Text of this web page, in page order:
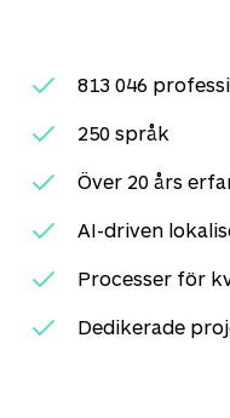
813 046
250 språk
Över 20 års
AI-driven
Processer för
Dedikerade